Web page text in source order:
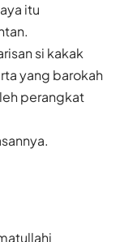
itu
si kakak
yang barokah
perangkat